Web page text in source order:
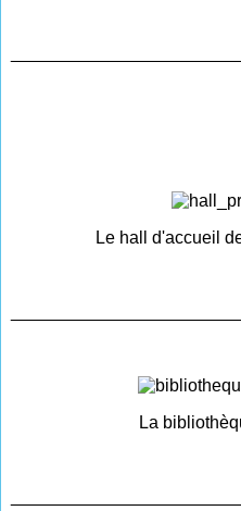
Le hall d'accueil
La